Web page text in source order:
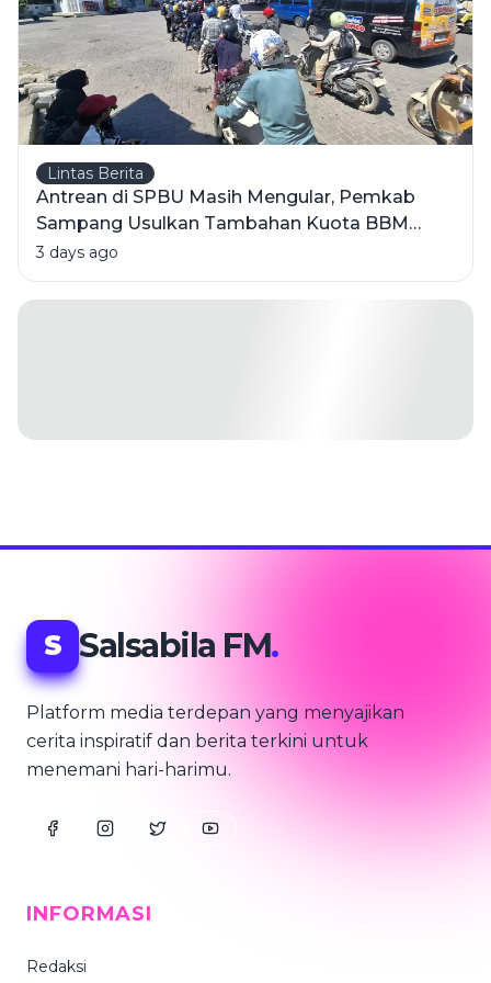
Lintas Berita
Antrean di SPBU Masih Mengular, Pemkab
Sampang Usulkan Tambahan Kuota BBM
Bersubsidi
3 days ago
S Salsabila FM.
Platform media terdepan yang menyajikan
cerita inspiratif dan berita terkini untuk
menemani hari-harimu.
INFORMASI
Redaksi